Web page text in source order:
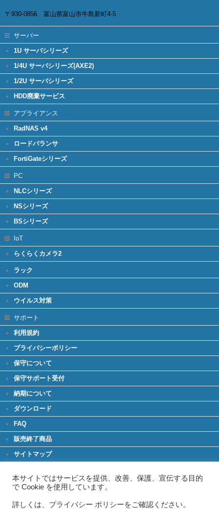
〒930-0856 富山県富山市牛島新町4-5
サーバー
1U サーバシリーズ
1/4U サーバシリーズ(AXE2)
1/2U サーバシリーズ
HDD廃棄サービス
アプライアンス
RadNAS v4
ロードバランサ
FortiGateシリーズ
PC
NLCシリーズ
NSシリーズ
BSシリーズ
IoT
らくらくカメラ2
ラック
ODM
ウイルス対策
サポート
利用規約
プライバシーポリシー
保守について
保守サポート受付
納期について
ダウンロード
FAQ
販売終了商品
サイトマップ
グリーンIT
グリーン購入法
本サイトではサービスを提供、改善、保護、宣伝する目的
で Cookie を使用しています。
詳しくは、プライバシー ポリシーをご確認ください。